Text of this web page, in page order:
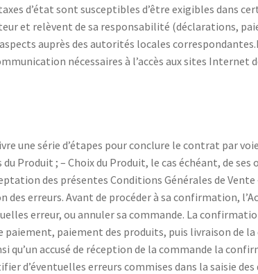
d’état sont susceptibles d’être exigibles dans
et relèvent de sa responsabilité (déclarations,
auprès des autorités locales
nécessaires à l’accès aux sites Internet
une série d’étapes pour conclure le contrat par
Produit ; – Choix du Produit, le cas échéant, de
des présentes Conditions Générales de Vente
erreurs. Avant de procéder à sa confirmation,
erreur, ou annuler sa commande. La
paiement des produits, puis livraison de la
accusé de réception de la commande la
d’éventuelles erreurs commises dans la saisie des